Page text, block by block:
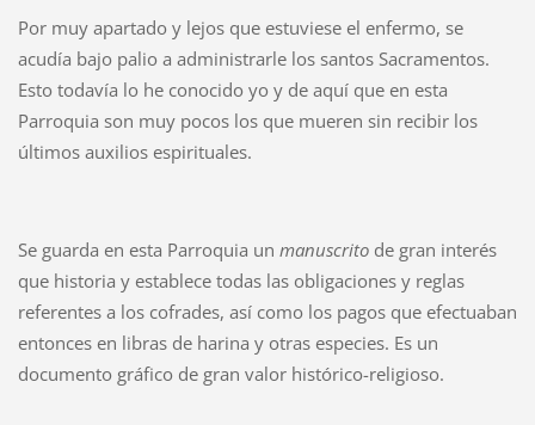
Por muy apartado y lejos que estuviese el enfermo, se
acudía bajo palio a administrarle los santos Sacramentos.
Esto todavía lo he conocido yo y de aquí que en esta
Parroquia son muy pocos los que mueren sin recibir los
últimos auxilios espirituales.
Se guarda en esta Parroquia un manuscritode gran interés
que historia y establece todas las obligaciones y reglas
referentes a los cofrades, así como los pagos que efectuaban
entonces en libras de harina y otras especies. Es un
documento gráfico de gran valor histórico-religioso.